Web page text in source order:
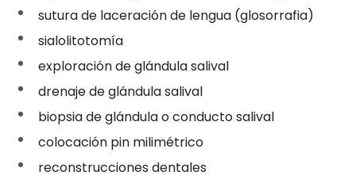
sutura de laceración de lengua (glosorrafia)
sialolitotomía
exploración de glándula salival
drenaje de glándula salival
biopsia de glándula o conducto salival
colocación pin milimétrico
reconstrucciones dentales